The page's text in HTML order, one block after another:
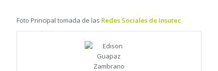
Foto Principal tomada de las Redes Sociales de Insutec